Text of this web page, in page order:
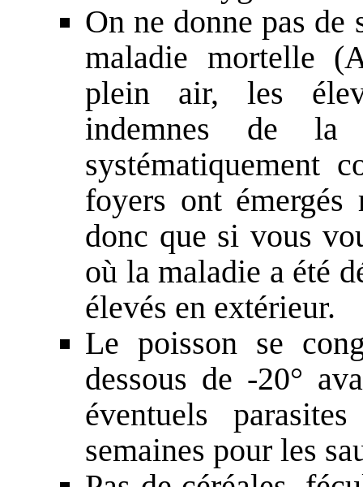
On ne donne pas de
maladie mortelle
plein air, les
indemnes de la
systématiquement
foyers ont émergés
donc que si vous
où la maladie a été
élevés en extérieur.
Le poisson se
dessous de -20°
éventuels
semaines pour les